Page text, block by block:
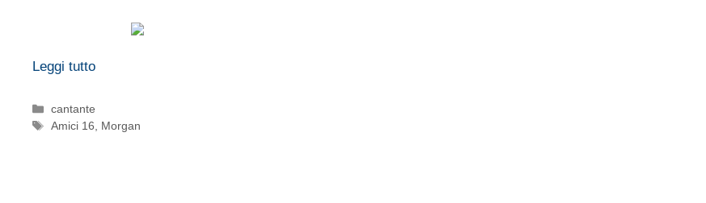
Leggi tutto
Categorie
cantante
Tag
Amici 16, Morgan